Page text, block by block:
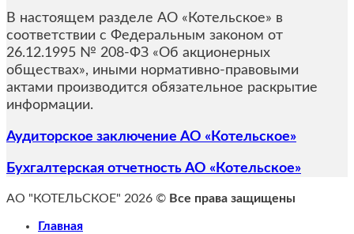
В настоящем разделе АО «Котельское» в
соответствии с Федеральным законом от
26.12.1995 № 208-ФЗ «Об акционерных
обществах», иными нормативно-правовыми
актами производится обязательное раскрытие
информации.
Аудиторское заключение АО «Котельское»
Бухгалтерская отчетность АО «Котельское»
АО "КОТЕЛЬСКОЕ" 2026 © Все права защищены
Главная